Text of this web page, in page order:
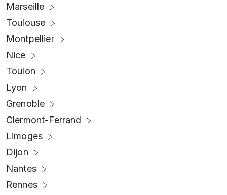
Marseille
Toulouse
Montpellier
Nice
Toulon
Lyon
Grenoble
Clermont-Ferrand
Limoges
Dijon
Nantes
Rennes